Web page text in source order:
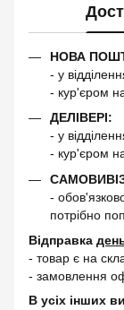
НОВА
- у
- кур'єром
ДЕЛІВЕРІ:
- у
- кур'єром
-
потрібно
Відправка
- товар є на
- замовлення
В усіх інших